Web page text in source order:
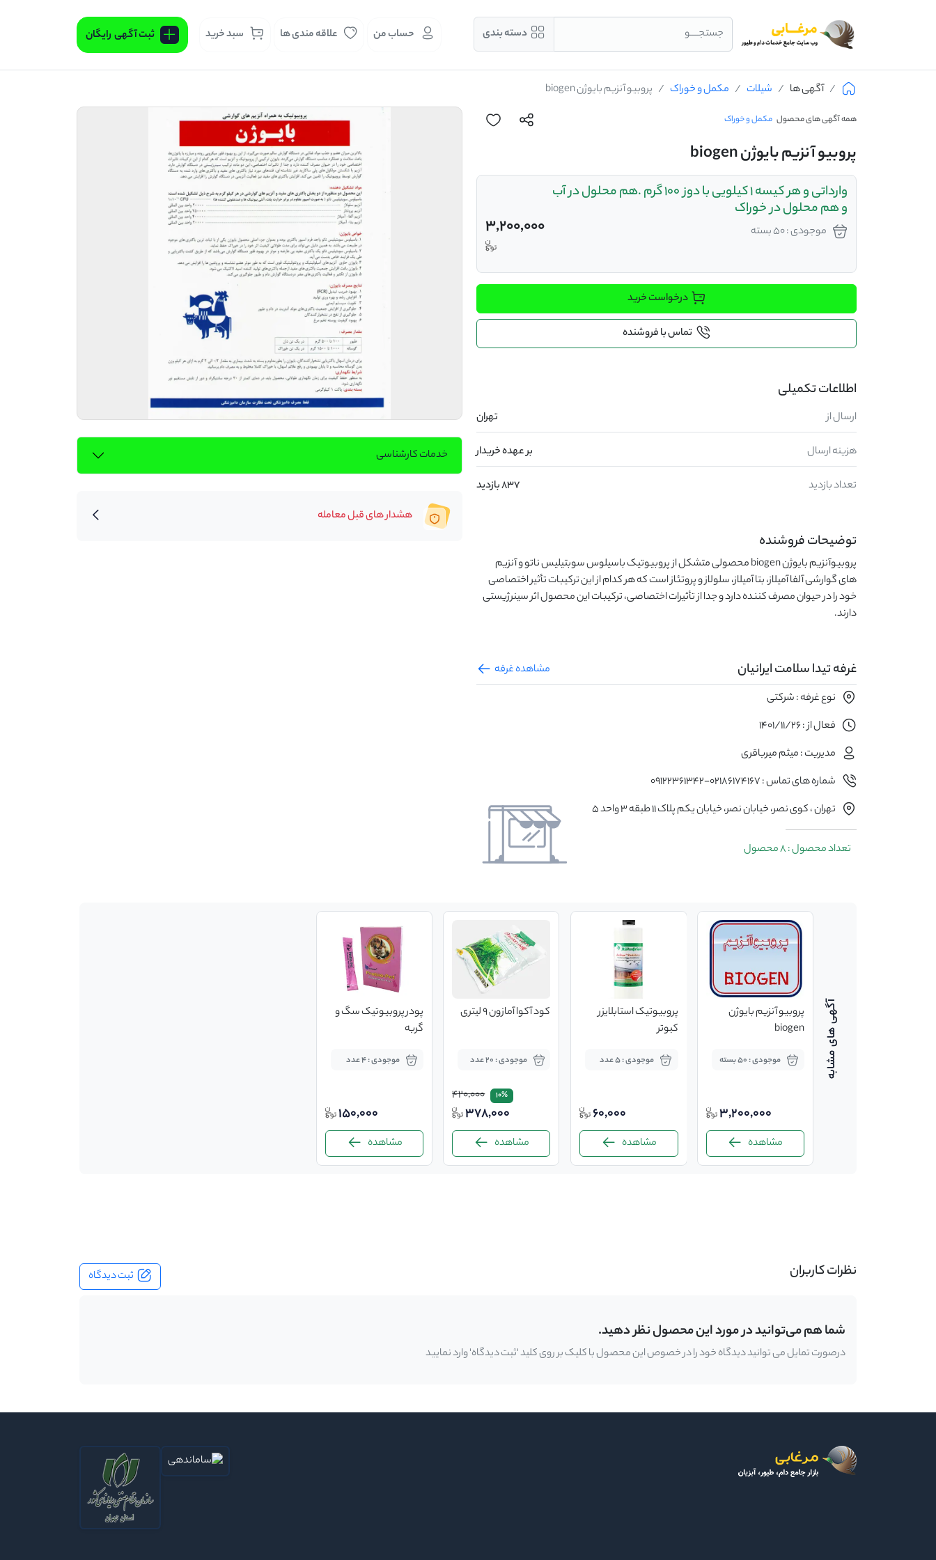
جستجــــو دسته بندی حساب من علاقه مندی ها سبد خرید ثبت آگهی رایگان
آگهی ها شیلات مکمل و خوراک پروبیو آنزیم بایوژن biogen
همه آگهی های محصول مکمل و خوراک
پروبیو آنزیم بایوژن biogen
وارداتی و هر کیسه 1 کیلویی با دوز 100 گرم .هم محلول در آب
و هم محلول در خوراک
موجودی : 50 بسته 3,200,000
درخواست خرید
تماس با فروشنده
اطلاعات تکمیلی
ارسال از تهران
هزینه ارسال بر عهده خریدار
تعداد بازدید 837 بازدید
توضیحات فروشنده
دارند.
غرفه تیدا سلامت ایرانیان
مشاهده غرفه
نوع غرفه : شرکتی
فعال از : 1401/11/26
مدیریت : میثم میرباقری
شماره های تماس : 02186174167-09122361342
تهران ، کوی نصر، خیابان نصر، خیابان یکم پلاک ۱۱ طبقه ۳ واحد 5
تعداد محصول : 8 محصول
خدمات کارشناسی
هشدار های قبل معامله
پروبیو آنزیم بایوژن
biogen
موجودی : 50 بسته
3,200,000
مشاهده
پروبیوتیک استابلایزر
کبوتر
موجودی : 5 عدد
60,000
مشاهده
کود آکوا آمازون ۹ لیتری
موجودی : 20 عدد
10%
420,000
378,000
مشاهده
پودر پروبیوتیک سگ و
گربه
موجودی : 4 عدد
150,000
مشاهده
نظرات کاربران ثبت دیدگاه
شما هم می‌توانید در مورد این محصول نظر دهید.
درصورت تمایل می توانید دیدگاه خود را در خصوص این محصول با کلیک بر روی کلید 'ثبت دیدگاه' وارد نمایید